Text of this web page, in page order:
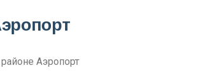
Аэропорт